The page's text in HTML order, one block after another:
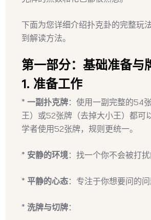
下面为您详细介绍扑克卦的完整玩
到解读方法。
第一部分：基础准备与
1. 准备工作
* 一副扑克牌：使用一副完整的54
王）或52张牌（去掉大小王）都可
学者使用52张牌，规则更统一。
* 安静的环境：找一个你不会被打扰
* 平静的心态：专注于你想要问的问
* 洗牌与切牌：